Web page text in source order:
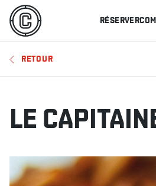
RÉSERVER
MENU
RESTAURANTS
OFFRES ET
HORAIRE DES
RETOUR
LE